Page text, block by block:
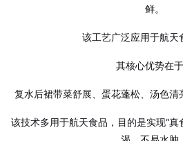
鲜。
该工艺广泛应用于航天
其核心优势在于
复水后裙带菜舒展、蛋花蓬松、汤色清
该技术多用于航天食品，目的是实现“